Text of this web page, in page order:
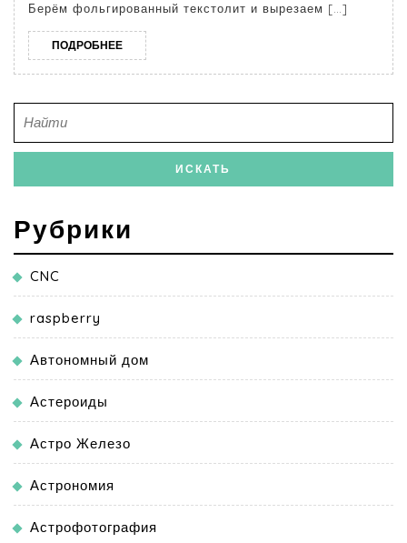
Берём фольгированный текстолит и вырезаем […]
ПОДРОБНЕЕ
Рубрики
CNC
raspberry
Автономный дом
Астероиды
Астро Железо
Астрономия
Астрофотография